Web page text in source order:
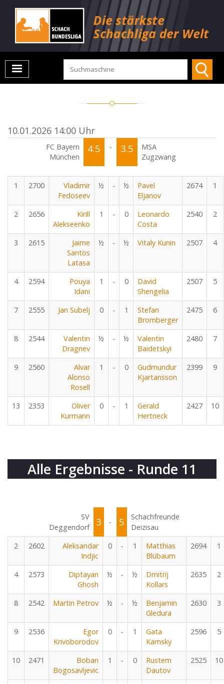
10.01.2026 14:00 Uhr
FC Bayern
München
4.5 - 3.5
MSA
Zugzwang
1 2700
Vladimir
Fedoseev
½ - ½
Pavel
Eljanov
2674 1
2 2656
Kirill
Alekseenko
1 - 0
Leonardo
Costa
2540 2
3 2615
Jaime
Santos
Latasa
½ - ½ Vitaly Kunin 2507 4
4 2594
Pouya
Idani
1 - 0
David
Shengelia
2507 5
7 2555 Jan Subelj 0 - 1
Stefan
Bromberger
2475 6
8 2544
Valentin
Dragnev
½ - ½
Valentin
Baidetskyi
2480 7
9 2560
Alvar
Alonso
Rosell
1 - 0
Gudmundur
Kjartansson
2399 9
13 2353
Oliver
Kurmann
0 - 1
Gerald
Hertneck
2427 10
Alle Ergebnisse - Runde 11
SV
Deggendorf
3 - 5
Schachfreunde
Deizisau
2
2602
Aleksandar
Indjic
0 - 1
Matthias
Blübaum
2694 1
4 2573
Diptayan
Ghosh
½ - ½
Dmitrij
Kollars
2635 2
8 2542 Martin Petrov ½ - ½
Benjamin
Gledura
2630 3
9 2536
Egor
Krivoborodov
0 - 1
Gata
Kamsky
2596 5
10 2471
Boban
Bogosavljevic
1 - 0
Rustem
Dautov
2525 10